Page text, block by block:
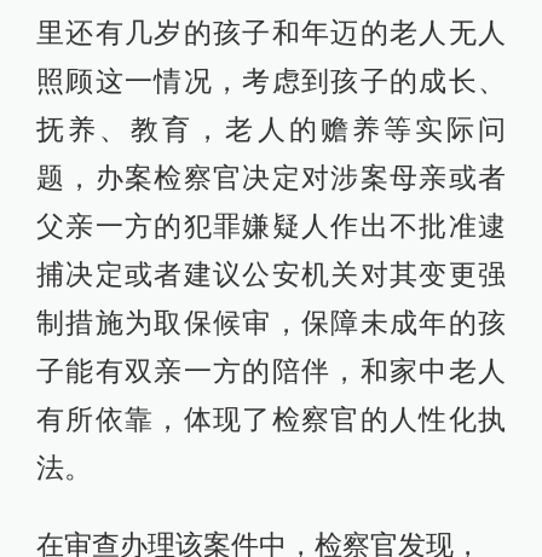
里还有几岁的孩子和年迈的老人无人
照顾这一情况，考虑到孩子的成长、
抚养、教育，老人的赡养等实际问
题，办案检察官决定对涉案母亲或者
父亲一方的犯罪嫌疑人作出不批准逮
捕决定或者建议公安机关对其变更强
制措施为取保候审，保障未成年的孩
子能有双亲一方的陪伴，和家中老人
有所依靠，体现了检察官的人性化执
法。
在审查办理该案件中，检察官发现，